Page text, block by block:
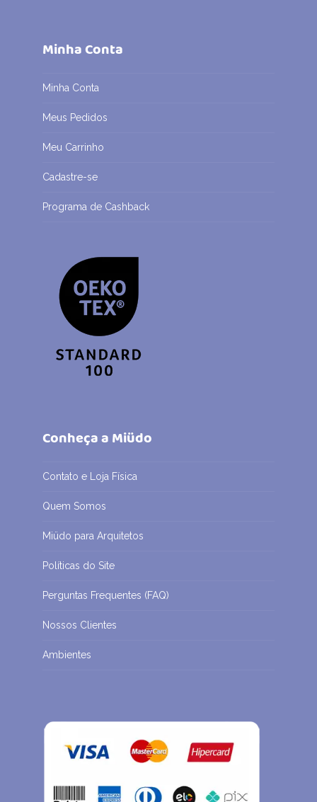
Minha Conta
Minha Conta
Meus Pedidos
Meu Carrinho
Cadastre-se
Programa de Cashback
Conheça a Miüdo
Contato e Loja Física
Quem Somos
Miüdo para Arquitetos
Políticas do Site
Perguntas Frequentes (FAQ)
Nossos Clientes
Ambientes